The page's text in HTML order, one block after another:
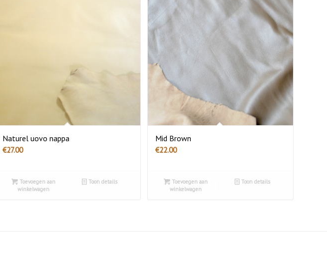
Naturel uovo nappa
€27.00
Toevoegen aan
winkelwagen
Toon details
Mid Brown
€22.00
Toevoegen aan
winkelwagen
Toon details